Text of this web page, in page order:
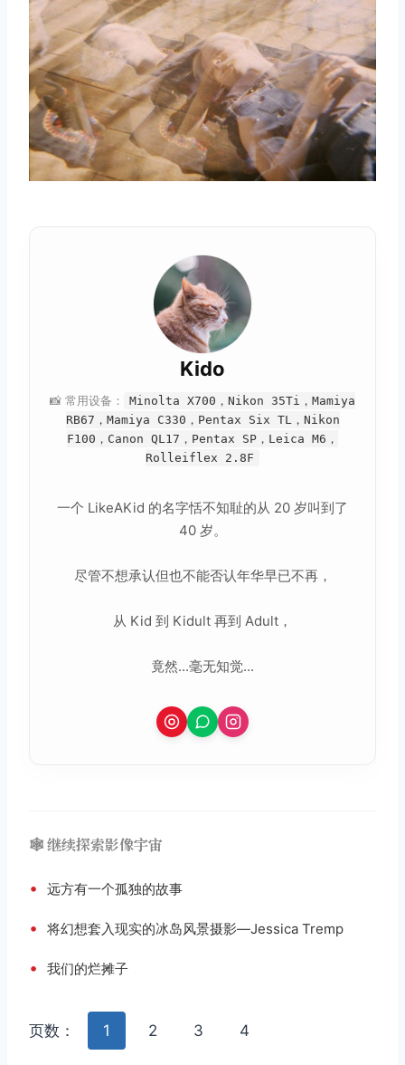
Kido
📸 常用设备：
Minolta X700，Nikon 35Ti，Mamiya
RB67，Mamiya C330，Pentax Six TL，Nikon
F100，Canon QL17，Pentax SP，Leica M6，
Rolleiflex 2.8F
一个 LikeAKid 的名字恬不知耻的从 20 岁叫到了
40 岁。
尽管不想承认但也不能否认年华早已不再，
从 Kid 到 Kidult 再到 Adult，
竟然...毫无知觉...
🕸️ 继续探索影像宇宙
• 远方有一个孤独的故事
• 将幻想套入现实的冰岛风景摄影—Jessica Tremp
• 我们的烂摊子
页数： 1 2 3 4
取消 搜索